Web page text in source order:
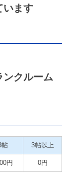
います
ンクルーム
帖 3帖以上
円 0円